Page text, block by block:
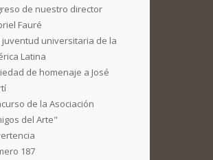
de nuestro director
Fauré
juventud universitaria de la
Latina
de homenaje a José
de la Asociación
del Arte"
187